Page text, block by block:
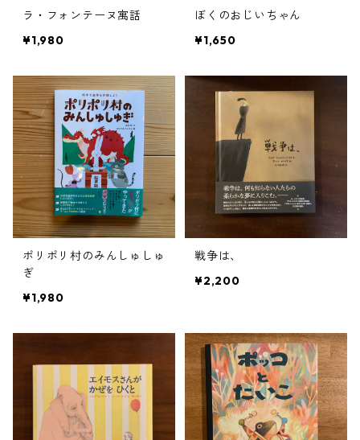
ラ・フォンテーヌ寓話
¥1,980
ぼくのおじいちゃん
¥1,650
ポリポリ村のみんしゅしゅ
ぎ
¥1,980
戦争は、
¥2,200